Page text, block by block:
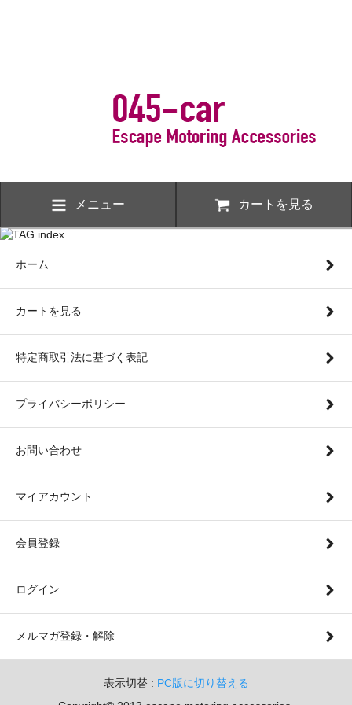
メニュー カートを見る
ホーム
カートを見る
特定商取引法に基づく表記
プライバシーポリシー
お問い合わせ
マイアカウント
会員登録
ログイン
メルマガ登録・解除
表示切替 : PC版に切り替える